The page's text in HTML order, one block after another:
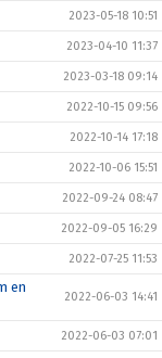
2023-05-18 10:51
2023-04-10 11:37
2023-03-18 09:14
2022-10-15 09:56
2022-10-14 17:18
2022-10-06 15:51
2022-09-24 08:47
2022-09-05 16:29
2022-07-25 11:53
en
2022-06-03 14:41
2022-06-03 07:01